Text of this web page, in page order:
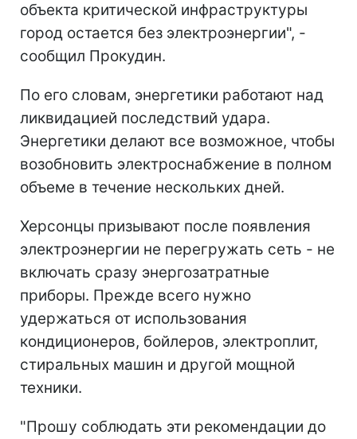
объекта критической инфраструктуры
город остается без электроэнергии", -
сообщил Прокудин.
По его словам, энергетики работают над
ликвидацией последствий удара.
Энергетики делают все возможное, чтобы
возобновить электроснабжение в полном
объеме в течение нескольких дней.
Херсонцы призывают после появления
электроэнергии не перегружать сеть - не
включать сразу энергозатратные
приборы. Прежде всего нужно
удержаться от использования
кондиционеров, бойлеров, электроплит,
стиральных машин и другой мощной
техники.
"Прошу соблюдать эти рекомендации до